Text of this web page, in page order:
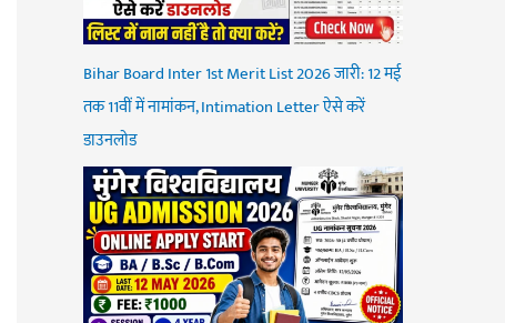
Bihar Board Inter 1st Merit List 2026 जारी: 12 मई
तक 11वीं में नामांकन, Intimation Letter ऐसे करें
डाउनलोड